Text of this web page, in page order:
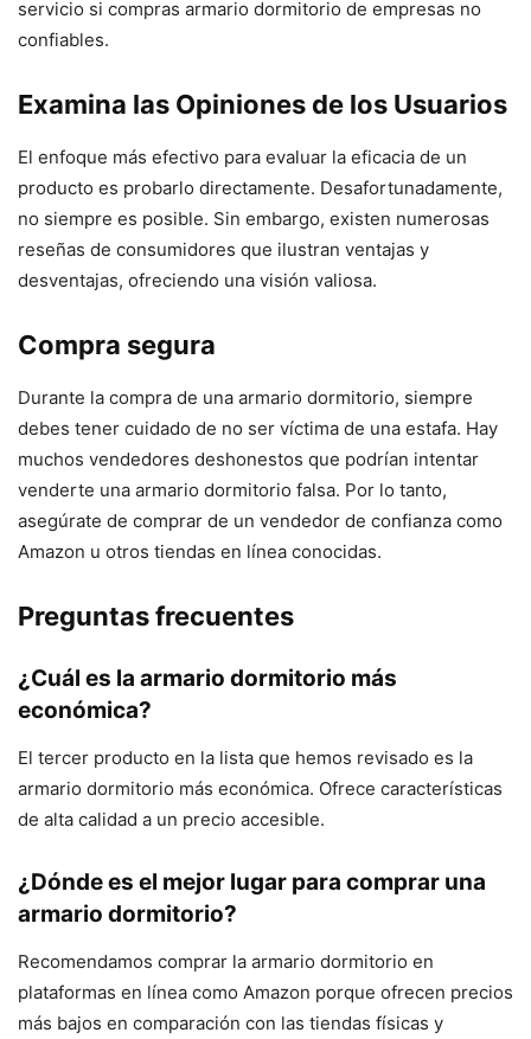
servicio si compras armario dormitorio de empresas no
confiables.
Examina las Opiniones de los Usuarios
El enfoque más efectivo para evaluar la eficacia de un
producto es probarlo directamente. Desafortunadamente,
no siempre es posible. Sin embargo, existen numerosas
reseñas de consumidores que ilustran ventajas y
desventajas, ofreciendo una visión valiosa.
Compra segura
Durante la compra de una armario dormitorio, siempre
debes tener cuidado de no ser víctima de una estafa. Hay
muchos vendedores deshonestos que podrían intentar
venderte una armario dormitorio falsa. Por lo tanto,
asegúrate de comprar de un vendedor de confianza como
Amazon u otros tiendas en línea conocidas.
Preguntas frecuentes
¿Cuál es la armario dormitorio más
económica?
El tercer producto en la lista que hemos revisado es la
armario dormitorio más económica. Ofrece características
de alta calidad a un precio accesible.
¿Dónde es el mejor lugar para comprar una
armario dormitorio?
Recomendamos comprar la armario dormitorio en
plataformas en línea como Amazon porque ofrecen precios
más bajos en comparación con las tiendas físicas y